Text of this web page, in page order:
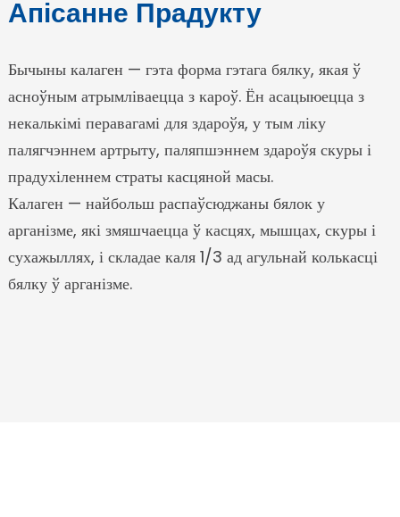
Апісанне Прадукту
Бычыны калаген — гэта форма гэтага бялку, якая ў
асноўным атрымліваецца з кароў. Ён асацыюецца з
некалькімі перавагамі для здароўя, у тым ліку
палягчэннем артрыту, паляпшэннем здароўя скуры і
прадухіленнем страты касцяной масы.
Калаген — найбольш распаўсюджаны бялок у
арганізме, які змяшчаецца ў касцях, мышцах, скуры і
сухажыллях, і складае каля 1/3 ад агульнай колькасці
бялку ў арганізме.